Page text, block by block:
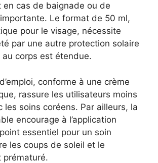
en cas de baignade ou de
Le format de 50 ml,
pour le visage, nécessite
par une autre protection solaire
au corps est étendue.
conforme à une crème
rassure les utilisateurs moins
les soins coréens. Par ailleurs, la
encourage à l’application
essentiel pour un soin
les coups de soleil et le
prématuré.